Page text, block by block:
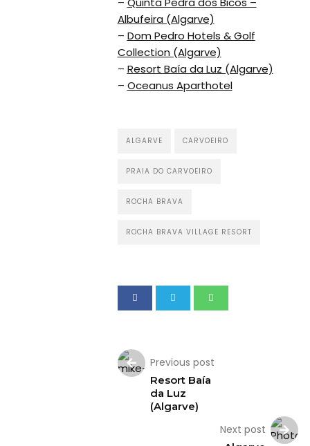
Albufeira (Algarve)
– Dom Pedro Hotels & Golf
Collection (Algarve)
– Resort Baía da Luz (Algarve)
– Oceanus Aparthotel
ALGARVE CARVOEIRO
PRAIA DO CARVOEIRO
ROCHA BRAVA
ROCHA BRAVA VILLAGE RESORT
Previous post
Resort Baía
da Luz
(Algarve)
Next post